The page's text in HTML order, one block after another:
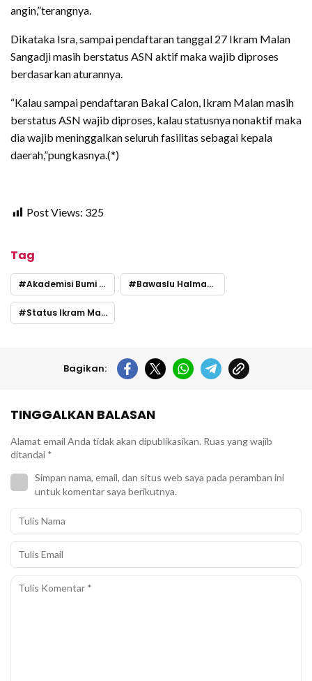
angin,”terangnya.
Dikataka Isra, sampai pendaftaran tanggal 27 Ikram Malan
Sangadji masih berstatus ASN aktif maka wajib diproses
berdasarkan aturannya.
“Kalau sampai pendaftaran Bakal Calon, Ikram Malan masih
berstatus ASN wajib diproses, kalau statusnya nonaktif maka
dia wajib meninggalkan seluruh fasilitas sebagai kepala
daerah,”pungkasnya.(*)
Post Views: 325
Tag
Akademisi Bumi Hijrah Tidore Bawaslu Halmahera Tengah
Status Ikram Malan Sangadji
Bagikan:
TINGGALKAN BALASAN
Alamat email Anda tidak akan dipublikasikan. Ruas yang wajib
ditandai *
Simpan nama, email, dan situs web saya pada peramban ini
untuk komentar saya berikutnya.